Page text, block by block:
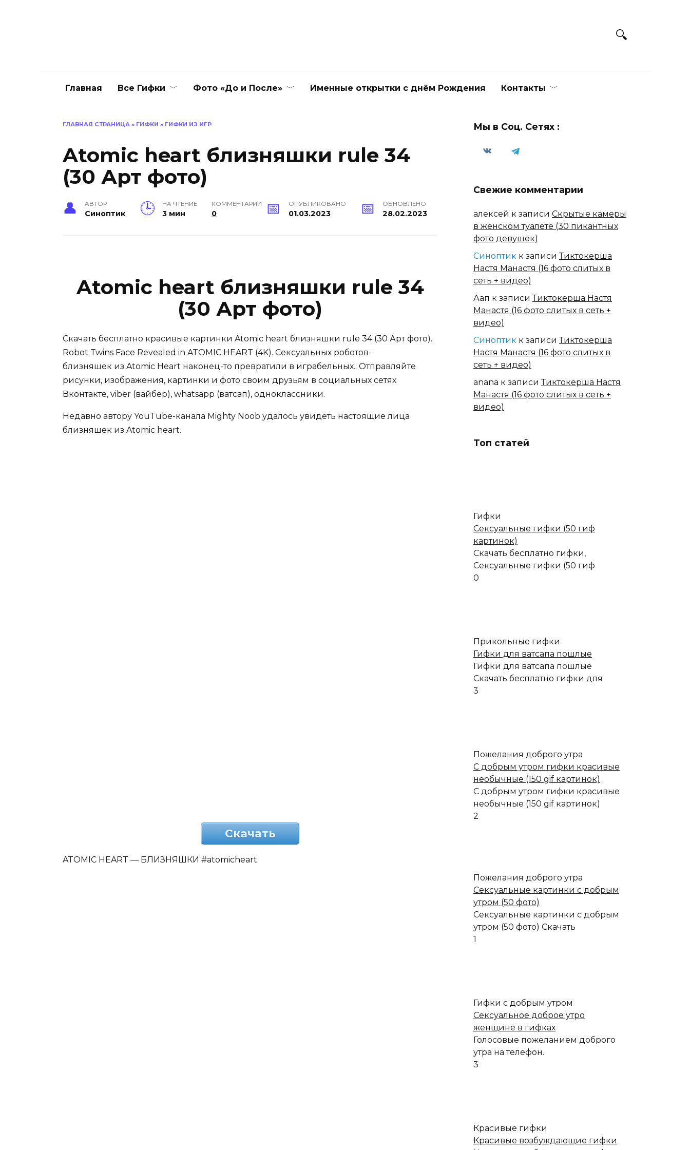
Главная Все Гифки Фото «До и После» Именные открытки с днём Рождения Контакты
ГЛАВНАЯ СТРАНИЦА » ГИФКИ » ГИФКИ ИЗ ИГР
Atomic heart близняшки rule 34
(30 Арт фото)
АВТОР
Синоптик
НА ЧТЕНИЕ
3 мин
КОММЕНТАРИИ
0
ОПУБЛИКОВАНО
01.03.2023
ОБНОВЛЕНО
28.02.2023
Atomic heart близняшки rule 34
(30 Арт фото)
Скачать бесплатно красивые картинки Atomic heart близняшки rule 34 (30 Арт фото).
Robot Twins Face Revealed in ATOMIC HEART (4K). Сексуальных роботов-
близняшек из Atomic Heart наконец-то превратили в играбельных.. Отправляйте
рисунки, изображения, картинки и фото своим друзьям в социальных сетях
Вконтакте, viber (вайбер), whatsapp (ватсап), одноклассники.
Недавно автору YouTube-канала Mighty Noob удалось увидеть настоящие лица
близняшек из Atomic heart.
Скачать
ATOMIC HEART — БЛИЗНЯШКИ #atomicheart.
Мы в Соц. Сетях :
Свежие комментарии
алексей к записи Скрытые камеры
в женском туалете (30 пикантных
фото девушек)
Синоптик к записиТиктокерша
Настя Манастя (16 фото слитых в
сеть + видео)
Аап к записиТиктокерша Настя
Манастя (16 фото слитых в сеть +
видео)
Синоптик к записиТиктокерша
Настя Манастя (16 фото слитых в
сеть + видео)
anana к записиТиктокерша Настя
Манастя (16 фото слитых в сеть +
видео)
Топ статей
Гифки
Сексуальные гифки (50 гиф
картинок)
Скачать бесплатно гифки,
Сексуальные гифки (50 гиф
0
Прикольные гифки
Гифки для ватсапа пошлые
Гифки для ватсапа пошлые
Скачать бесплатно гифки для
3
Пожелания доброго утра
C добрым утром гифки красивые
необычные (150 gif картинок)
C добрым утром гифки красивые
необычные (150 gif картинок)
2
Пожелания доброго утра
Сексуальные картинки с добрым
утром (50 фото)
Сексуальные картинки с добрым
утром (50 фото) Скачать
1
Гифки с добрым утром
Сексуальное доброе утро
женщине в гифках
Голосовые пожеланием доброго
утра на телефон.
3
Красивые гифки
Красивые возбуждающие гифки